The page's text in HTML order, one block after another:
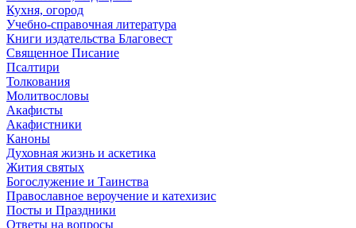
Кухня, огород
Учебно-справочная литература
Книги издательства Благовест
Священное Писание
Псалтири
Толкования
Молитвословы
Акафисты
Акафистники
Каноны
Духовная жизнь и аскетика
Жития святых
Богослужение и Таинства
Православное вероучение и катехизис
Посты и Праздники
Ответы на вопросы